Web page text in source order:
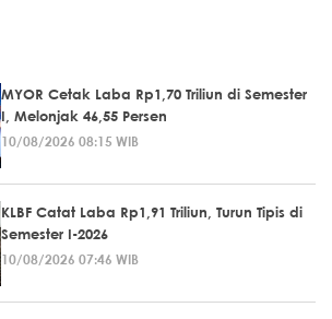
MYOR Cetak Laba Rp1,70 Triliun di Semester
I, Melonjak 46,55 Persen
10/08/2026 08:15 WIB
KLBF Catat Laba Rp1,91 Triliun, Turun Tipis di
Semester I-2026
10/08/2026 07:46 WIB